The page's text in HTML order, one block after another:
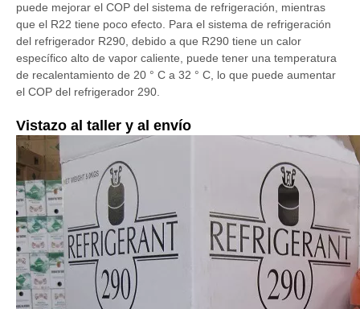
puede mejorar el COP del sistema de refrigeración, mientras
que el R22 tiene poco efecto. Para el sistema de refrigeración
del refrigerador R290, debido a que R290 tiene un calor
específico alto de vapor caliente, puede tener una temperatura
de recalentamiento de 20 ° C a 32 ° C, lo que puede aumentar
el COP del refrigerador 290.
Vistazo al taller y al envío